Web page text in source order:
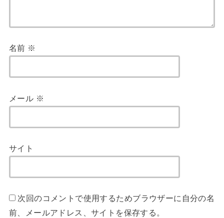
名前 ※
メール ※
サイト
次回のコメントで使用するためブラウザーに自分の名
前、メールアドレス、サイトを保存する。